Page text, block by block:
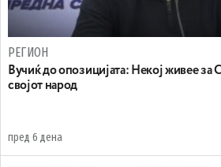
РЕГИОН
Вучиќ до опозицијата: Некој живее за
својот народ
пред 6 дена